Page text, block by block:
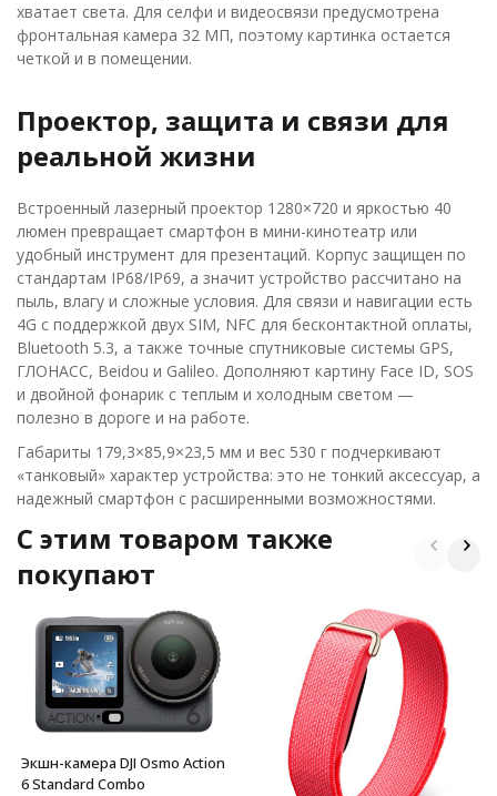
хватает света. Для селфи и видеосвязи предусмотрена
фронтальная камера 32 МП, поэтому картинка остается
четкой и в помещении.
Проектор, защита и связи для
реальной жизни
Встроенный лазерный проектор 1280×720 и яркостью 40
люмен превращает смартфон в мини-кинотеатр или
удобный инструмент для презентаций. Корпус защищен по
стандартам IP68/IP69, а значит устройство рассчитано на
пыль, влагу и сложные условия. Для связи и навигации есть
4G с поддержкой двух SIM, NFC для бесконтактной оплаты,
Bluetooth 5.3, а также точные спутниковые системы GPS,
ГЛОНАСС, Beidou и Galileo. Дополняют картину Face ID, SOS
и двойной фонарик с теплым и холодным светом —
полезно в дороге и на работе.
Габариты 179,3×85,9×23,5 мм и вес 530 г подчеркивают
«танковый» характер устройства: это не тонкий аксессуар, а
надежный смартфон с расширенными возможностями.
C этим товаром также
покупают
Экшн-камера DJI Osmo Action
6 Standard Combo